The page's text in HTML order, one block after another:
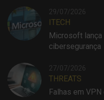
29/07/2026
ITECH
Microsoft
cibersegurança
27/07/2026
THREATS
Falhas em